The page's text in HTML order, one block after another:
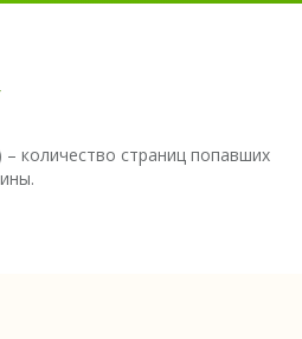
– количество страниц попавших